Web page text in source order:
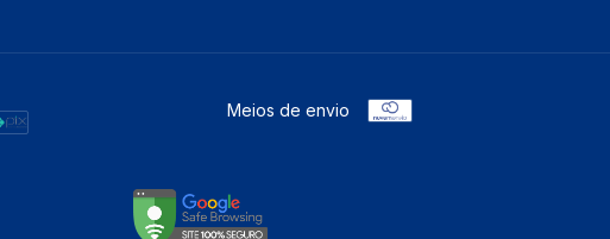
Meios de envio